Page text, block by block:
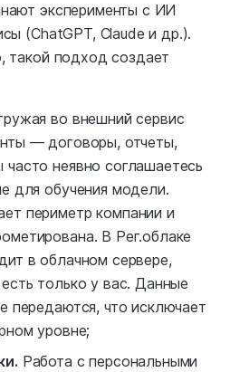
эксперименты с ИИ
(ChatGPT, Claude и др.).
такой подход создает
во внешний сервис
— договоры, отчеты,
неявно соглашаетесь
для обучения модели.
периметр компании и
В Рег.облаке
в облачном сервере,
только у вас. Данные
передаются, что исключает
уровне;
Работа с персональными